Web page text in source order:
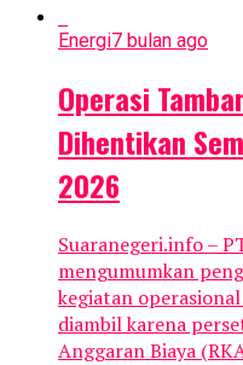
Energi7 bulan ago
Operasi
Dihentikan
2026
Suaranegeri.info –
mengumumkan
kegiatan
diambil karena
Anggaran Biaya